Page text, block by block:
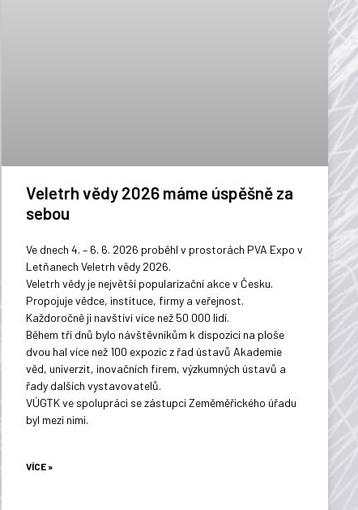
Veletrh vědy 2026 máme úspěšně za
sebou
Ve dnech 4. – 6. 6. 2026 proběhl v prostorách PVA Expo v
Letňanech Veletrh vědy 2026.
Veletrh vědy je největší popularizační akce v Česku.
Propojuje vědce, instituce, firmy a veřejnost.
Každoročně ji navštíví více než 50 000 lidí.
Během tří dnů bylo návštěvníkům k dispozici na ploše
dvou hal více než 100 expozic z řad ústavů Akademie
věd, univerzit, inovačních firem, výzkumných ústavů a
řady dalších vystavovatelů.
VÚGTK ve spolupráci se zástupci Zeměměřického úřadu
byl mezi nimi.
VÍCE »